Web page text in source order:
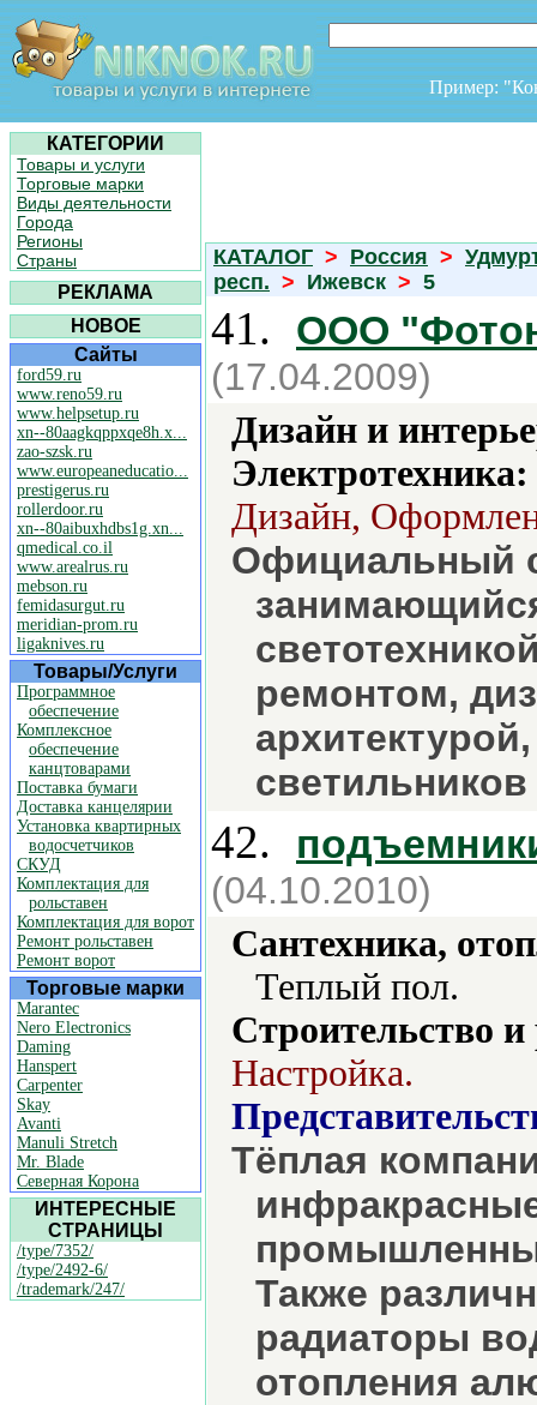
Пример:
КАТЕГОРИИ
Товары и услуги
Торговые марки
Виды деятельности
Города
Регионы
Страны
РЕКЛАМА
НОВОЕ
Сайты
ford59.ru
www.reno59.ru
www.helpsetup.ru
xn--80aagkqppxqe8h.x...
zao-szsk.ru
www.europeaneducatio...
prestigerus.ru
rollerdoor.ru
xn--80aibuxhdbs1g.xn...
qmedical.co.il
www.arealrus.ru
mebson.ru
femidasurgut.ru
meridian-prom.ru
ligaknives.ru
Товары/Услуги
Программное
обеспечение
Комплексное
обеспечение
канцтоварами
Поставка бумаги
Доставка канцелярии
Установка квартирных
водосчетчиков
СКУД
Комплектация для
рольставен
Комплектация для ворот
Ремонт рольставен
Ремонт ворот
Торговые марки
Marantec
Nero Electronics
Daming
Hanspert
Carpenter
Skay
Avanti
Manuli Stretch
Mr. Blade
Северная Корона
ИНТЕРЕСНЫЕ
СТРАНИЦЫ
/type/7352/
/type/2492-6/
/trademark/247/
КАТАЛОГ > Россия >
респ. > Ижевск > 5
41. ООО
(17.04.2009)
Дизайн и
Электротехника:
Дизайн,
Официальный
ремонтом,
42.
(04.10.2010)
Сантехника,
Теплый пол.
Строительство
Настройка.
Тёплая
Также
радиаторы
отопления